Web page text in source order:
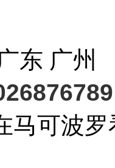
东 广州
马可波